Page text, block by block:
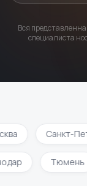
Вся
специалиста
Санкт-
Тюмень